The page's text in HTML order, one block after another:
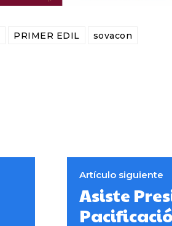
PRIMER EDIL sovacon
Artículo siguiente
Asiste